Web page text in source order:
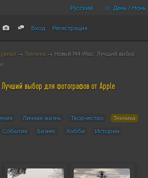
Русский День / Ночь
Вход Регистрация
→ Техника → Новый M4 iMac: Лучший выбор
выбор для фотографов от Apple
Личная жизнь Творчество
Техника
События Бизнес Хобби Истории